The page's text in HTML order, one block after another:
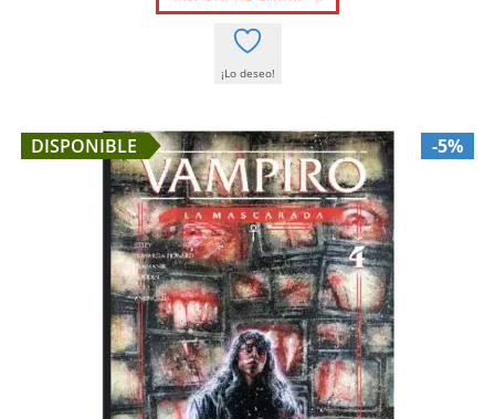
4,00 €. 3,80 €.
¡Lo deseo!
DISPONIBLE -5%